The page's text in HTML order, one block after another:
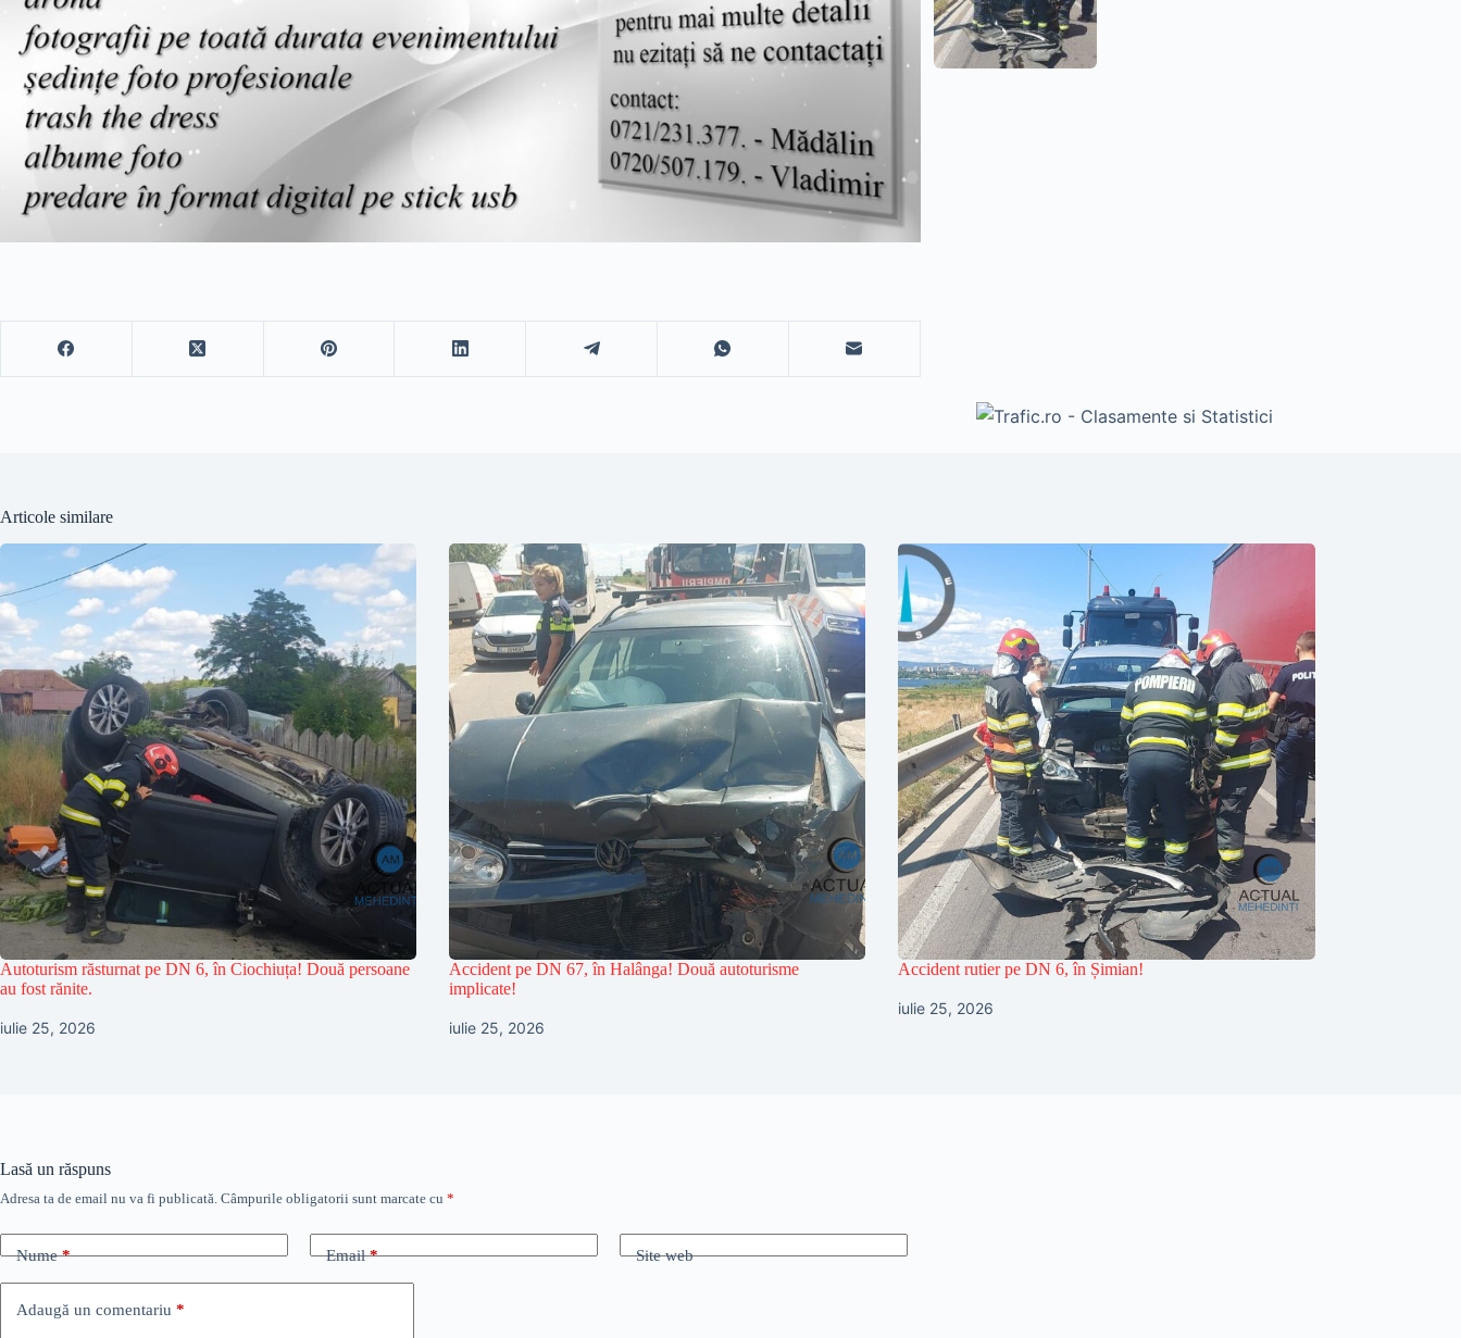
Articole similare
Autoturism răsturnat pe DN 6, în Ciochiuța! Două persoane
au fost rănite.
iulie 25, 2026
Accident pe DN 67, în Halânga! Două autoturisme
implicate!
iulie 25, 2026
Accident rutier pe DN 6, în Șimian!
iulie 25, 2026
Lasă un răspuns
Adresa ta de email nu va fi publicată. Câmpurile obligatorii sunt marcate cu *
Nume* Email* Site web
Adaugă un comentariu *